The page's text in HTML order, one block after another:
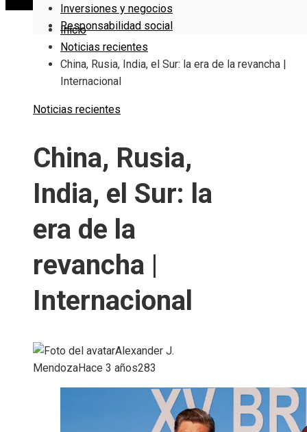
Inversiones y negocios
Responsabilidad social
Inicio
Noticias recientes
China, Rusia, India, el Sur: la era de la revancha |
Internacional
Noticias recientes
China, Rusia,
India, el Sur: la
era de la
revancha |
Internacional
Alexander J.
MendozaHace 3 años283